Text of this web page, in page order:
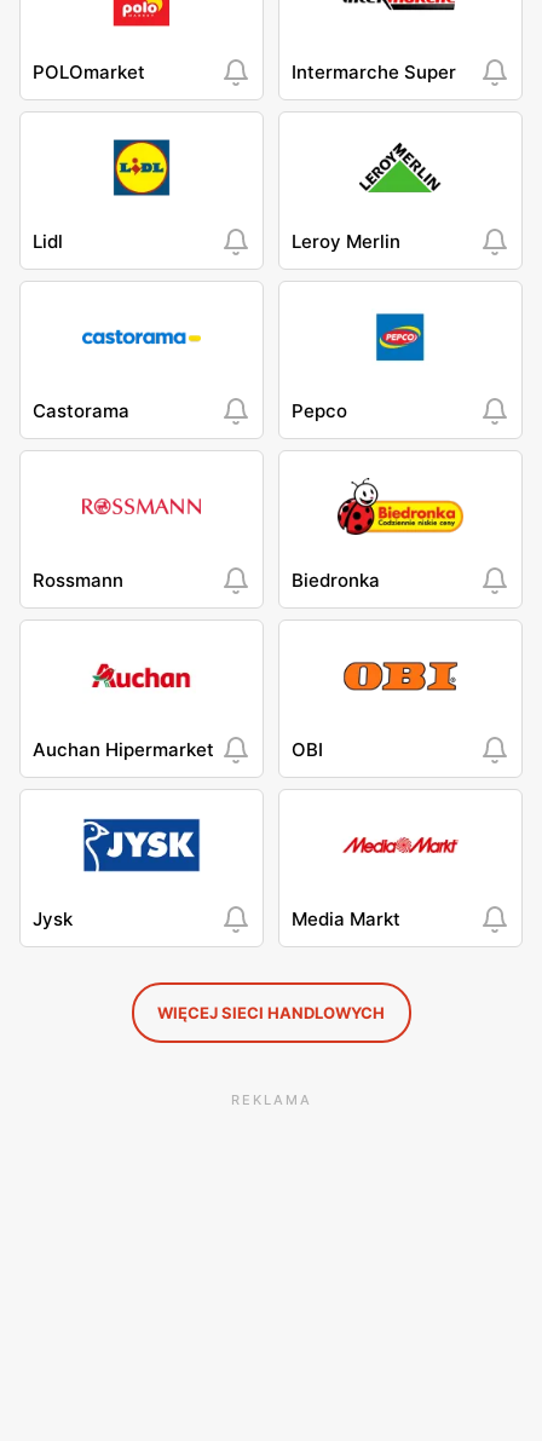
POLOmarket Intermarche Super
Lidl Leroy Merlin
Castorama Pepco
Rossmann Biedronka
Auchan Hipermarket OBI
Jysk Media Markt
WIĘCEJ SIECI HANDLOWYCH
REKLAMA